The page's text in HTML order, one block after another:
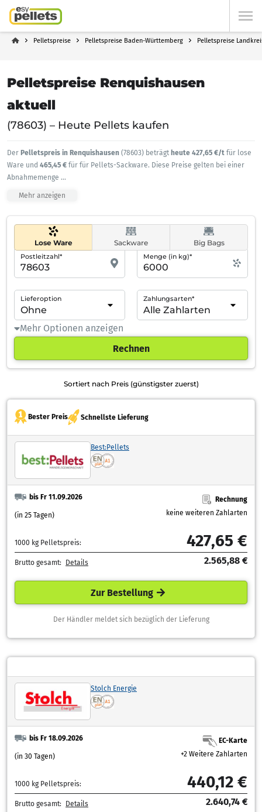
Pelletspreise Pelletspreise Baden-Württemberg Pelletspreise
Pelletspreise Renquishausen
aktuell
(78603) – Heute Pellets kaufen
Der Pelletspreis in Renquishausen (78603) beträgt heute 427,65 €/t für lose
Ware und 465,45 € für für Pellets-Sackware. Diese Preise gelten bei einer
Abnahmemenge ...
Mehr anzeigen
Lose Ware Sackware Big Bags
Postleitzahl* Menge (in kg)*
Lieferoption Zahlungsarten*
Mehr Optionen anzeigen
Rechnen
Sortiert nach Preis (günstigster zuerst)
Bester Preis Schnellste Lieferung
Best:Pellets
bis Fr 11.09.2026
(in 25 Tagen)
Rechnung
keine weiteren Zahlarten
1000 kg Pelletspreis: 427,65 €
Brutto gesamt: Details 2.565,88 €
Zur Bestellung
Der Händler meldet sich bezüglich der Lieferung
Stolch Energie
bis Fr 18.09.2026
(in 30 Tagen)
EC-Karte
+2 Weitere Zahlarten
1000 kg Pelletspreis: 440,12 €
Brutto gesamt: Details 2.640,74 €